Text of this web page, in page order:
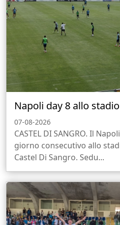
Napoli day 8 allo
07-08-2026
CASTEL DI SANGRO. Il
giorno consecutivo allo
Castel Di Sangro. Sedu...